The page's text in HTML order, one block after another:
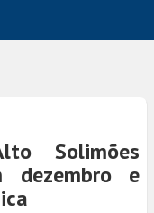
Solimões
dezembro e